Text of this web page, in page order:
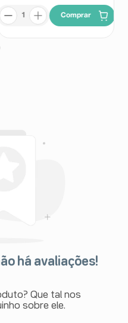
Comprar
há avaliações!
Que tal nos
sobre ele.